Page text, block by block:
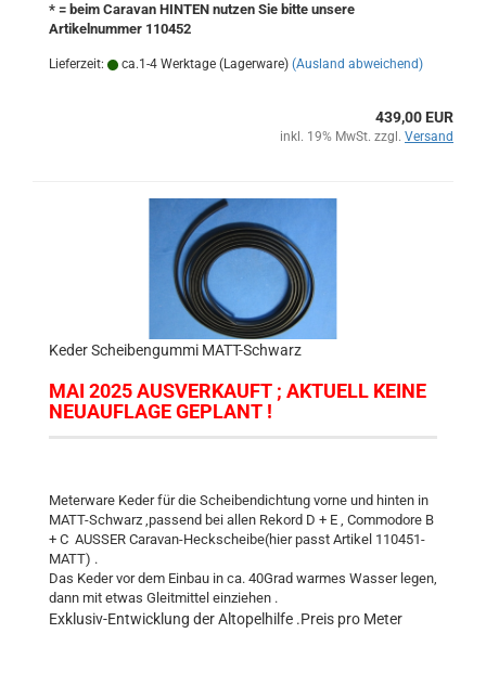
* = beim Caravan HINTEN nutzen Sie bitte unsere
Artikelnummer 110452
Lieferzeit: ca.1-4 Werktage (Lagerware) (Ausland abweichend)
439,00 EUR
inkl. 19% MwSt. zzgl. Versand
Keder Scheibengummi MATT-Schwarz
MAI 2025 AUSVERKAUFT ; AKTUELL KEINE
NEUAUFLAGE GEPLANT !
Meterware Keder für die Scheibendichtung vorne und hinten in
MATT-Schwarz ,passend bei allen Rekord D + E , Commodore B
+ C AUSSER Caravan-Heckscheibe(hier passt Artikel 110451-
MATT) .
Das Keder vor dem Einbau in ca. 40Grad warmes Wasser legen,
dann mit etwas Gleitmittel einziehen .
Exklusiv-Entwicklung der Altopelhilfe .Preis pro Meter